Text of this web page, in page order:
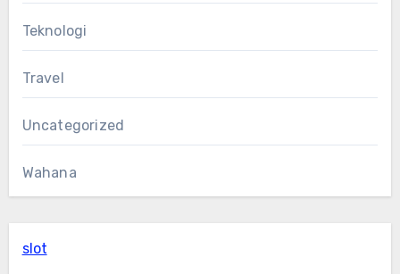
Teknologi
Travel
Uncategorized
Wahana
slot